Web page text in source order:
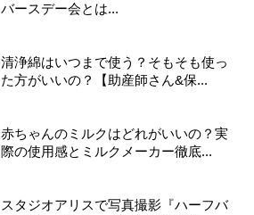
バースデー会とは...
清浄綿はいつまで使う？そもそも使っ
た方がいいの？【助産師さん&保...
赤ちゃんのミルクはどれがいいの？実
際の使用感とミルクメーカー徹底...
スタジオアリスで写真撮影『ハーフバ